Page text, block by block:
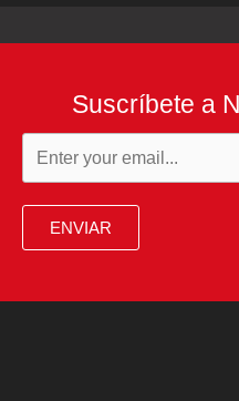
Suscríbete a
ENVIAR